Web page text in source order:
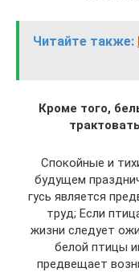
Читайте также:
Кроме того,
Спокойные и
будущем
гусь является
труд; Если
жизни следует
белой птицы
предвещает